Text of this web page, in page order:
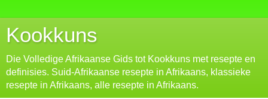
Kookkuns
Die Volledige Afrikaanse Gids tot Kookkuns met resepte en
definisies. Suid-Afrikaanse resepte in Afrikaans, klassieke
resepte in Afrikaans, alle resepte in Afrikaans.